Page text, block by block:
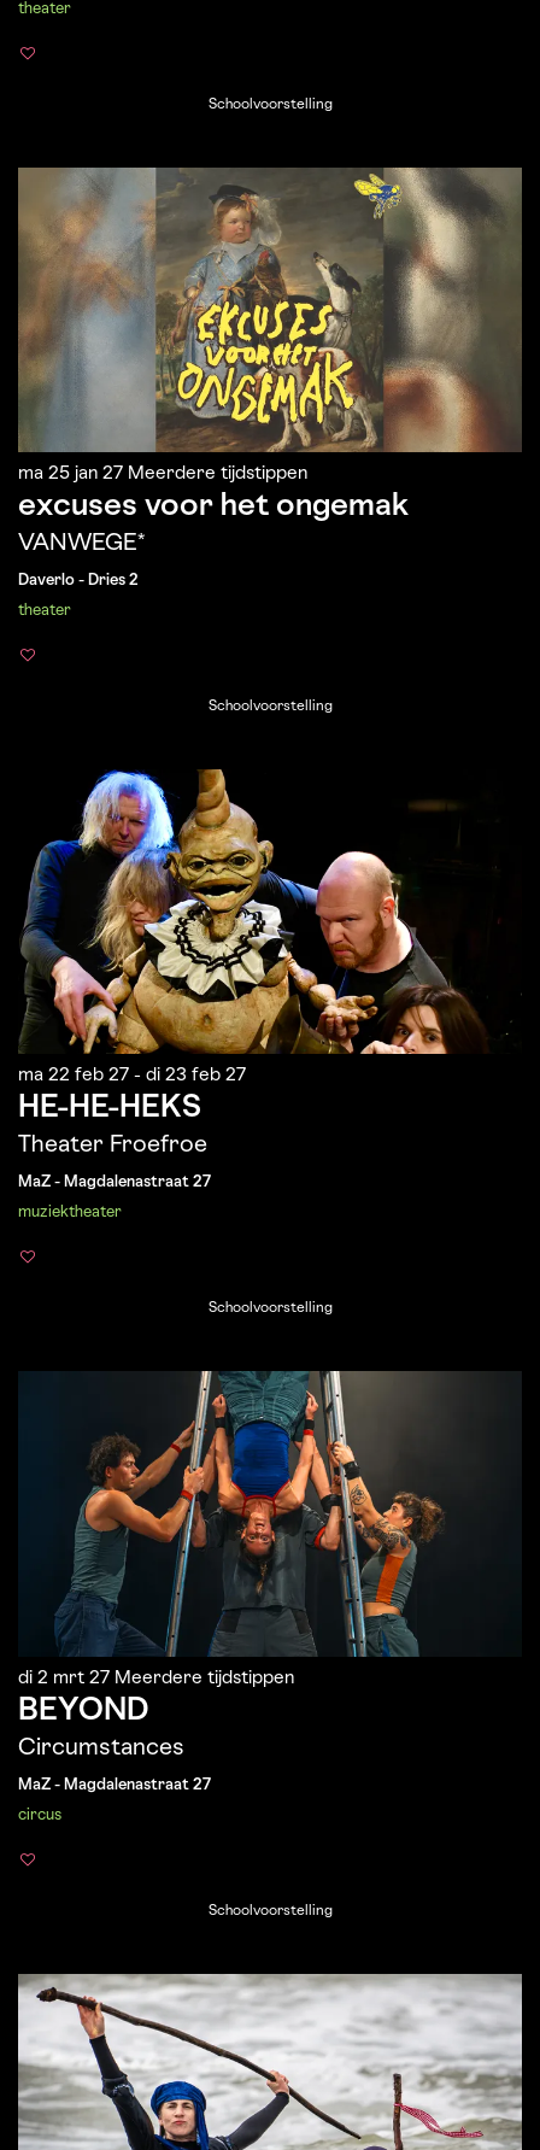
theater
Schoolvoorstelling
excuses voor het ongemak
VANWEGE*
ma 25 jan 27 Meerdere tijdstippen
Daverlo - Dries 2
theater
Schoolvoorstelling
HE-HE-HEKS
Theater Froefroe
ma 22 feb 27 - di 23 feb 27
MaZ - Magdalenastraat 27
muziektheater
Schoolvoorstelling
BEYOND
Circumstances
di 2 mrt 27 Meerdere tijdstippen
MaZ - Magdalenastraat 27
circus
Schoolvoorstelling